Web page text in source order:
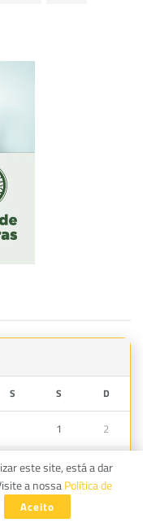
S S D
1 2
7 8 9
14 15
este site, está a dar
a nossaPolítica de
Aceito